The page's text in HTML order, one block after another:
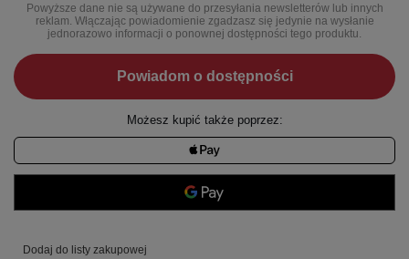
Powyższe dane nie są używane do przesyłania newsletterów lub innych
reklam. Włączając powiadomienie zgadzasz się jedynie na wysłanie
jednorazowo informacji o ponownej dostępności tego produktu.
Powiadom o dostępności
Możesz kupić także poprzez:
Dodaj do listy zakupowej